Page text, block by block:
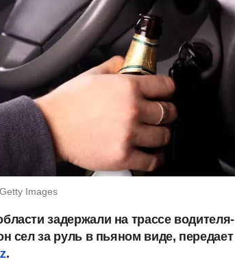
Images
задержали на трассе водителя-
сел за руль в пьяном виде, передает
.